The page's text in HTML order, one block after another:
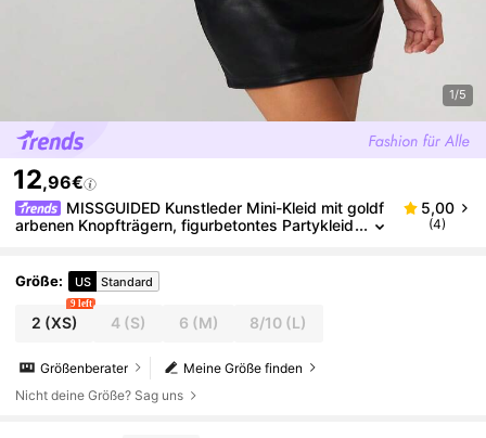
1/5
12,96€
MISSGUIDED Kunstleder Mini-Kleid mit goldf
arbenen Knopfträgern, figurbetontes Partykleid
5,00
(4)
Größe: US Standard
2 (XS)
9 left
4(S) 6 (M) 8/10 (L)
Meine Größe finden
Größenberater
Nicht deine Größe? Sag uns